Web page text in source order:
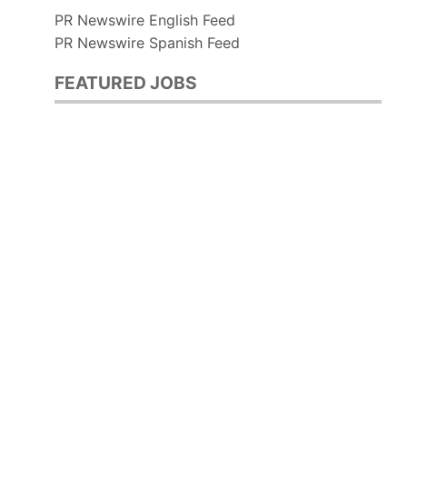
PR Newswire English Feed
PR Newswire Spanish Feed
FEATURED JOBS